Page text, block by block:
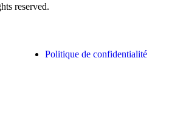
reserved.
Politique de confidentialité